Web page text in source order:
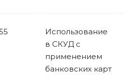
Использование
в СКУД с
применением
банковских карт